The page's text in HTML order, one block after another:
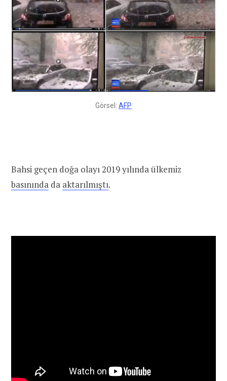
Görsel: AFP
Bahsi geçen doğa olayı 2019 yılında ülkemiz
basınında da aktarılmıştı.